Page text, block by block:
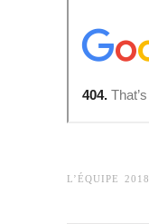
L’ÉQUIPE 2018